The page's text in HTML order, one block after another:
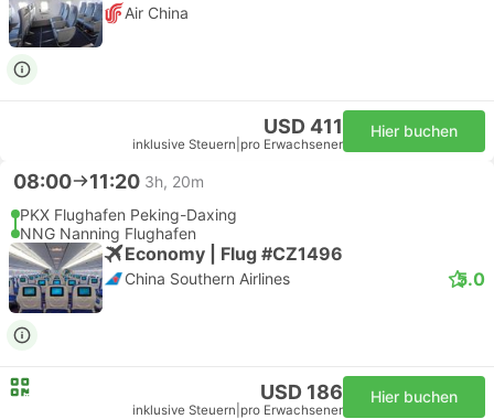
Air China
USD 411
inklusive Steuern pro Erwachsener
Hier buchen
08:00 11:20 3h, 20m
PKX Flughafen Peking-Daxing
NNG Nanning Flughafen
Economy | Flug #CZ1496
China Southern Airlines 5.0
USD 186
inklusive Steuern pro Erwachsener
Hier buchen